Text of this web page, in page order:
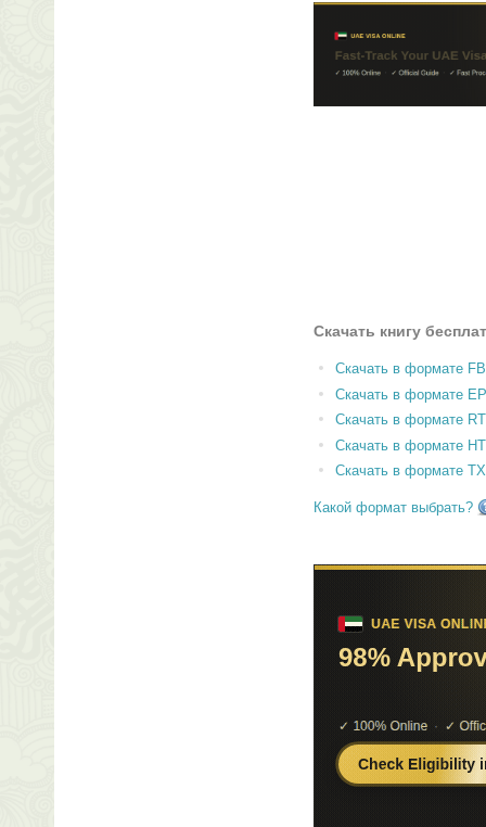
Скачать книгу
Скачать в формате
Скачать в формате
Скачать в формате
Скачать в формате
Скачать в формате
Какой формат выбрать?